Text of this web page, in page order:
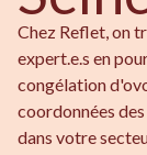
Chez Reflet, on
expert.e.s en
congélation
coordonnées
dans votre